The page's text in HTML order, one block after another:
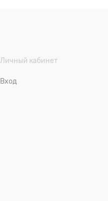
Личный кабинет
Вход